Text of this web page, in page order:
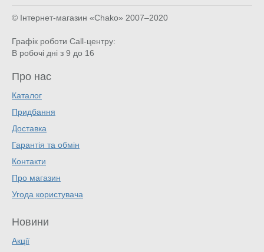
© Інтернет-магазин «Chako» 2007–2020
Графік роботи Call-центру:
В робочі дні з 9 до 16
Про нас
Каталог
Придбання
Доставка
Гарантія та обмін
Контакти
Про магазин
Угода користувача
Новини
Акції